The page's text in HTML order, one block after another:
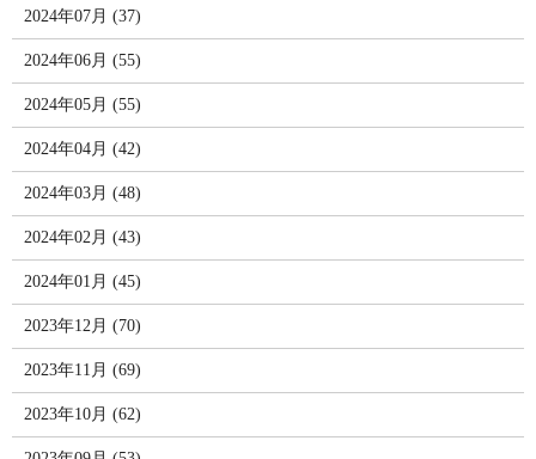
2024年07月 (37)
2024年06月 (55)
2024年05月 (55)
2024年04月 (42)
2024年03月 (48)
2024年02月 (43)
2024年01月 (45)
2023年12月 (70)
2023年11月 (69)
2023年10月 (62)